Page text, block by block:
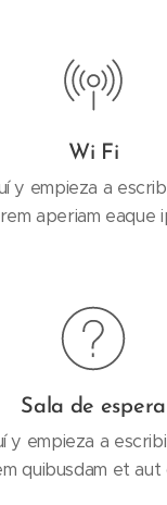
Wi Fi
y empieza a
aperiam eaque
Sala de espera
y empieza a
quibusdam et aut